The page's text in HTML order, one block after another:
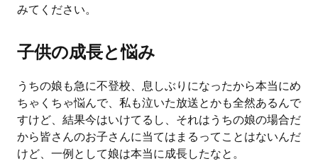
みてください。
子供の成長と悩み
うちの娘も急に不登校、息しぶりになったから本当にめ
ちゃくちゃ悩んで、私も泣いた放送とかも全然あるんで
すけど、結果今はいけてるし、それはうちの娘の場合だ
から皆さんのお子さんに当てはまるってことはないんだ
けど、一例として娘は本当に成長したなと。